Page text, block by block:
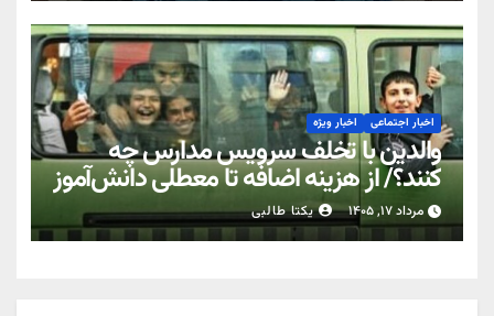
اخبار اجتماعی اخبار ویژه
والدین با تخلف سرویس مدارس چه
کنند؟/ از هزینه اضافه تا معطلی دانش‌آموز
مرداد ۱۷, ۱۴۰۵ یکتا طالبی